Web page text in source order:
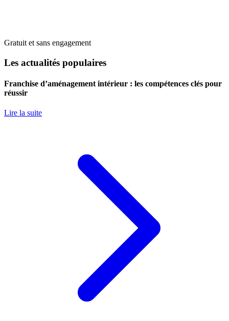
Gratuit et sans engagement
Les actualités populaires
Franchise d’aménagement intérieur : les compétences clés pour
réussir
Lire la suite